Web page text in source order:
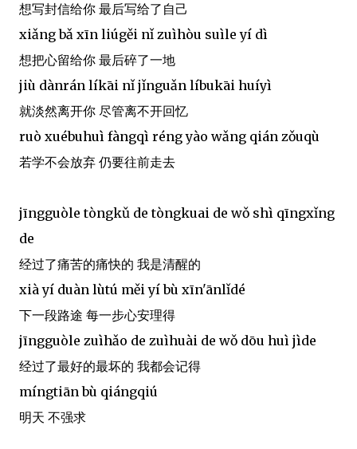
想写封信给你 最后写给了自己
xiǎng bǎ xīn liúgěi nǐ zuìhòu suìle yí dì
想把心留给你 最后碎了一地
jiù dànrán líkāi nǐ jǐnguǎn líbukāi huíyì
就淡然离开你 尽管离不开回忆
ruò xuébuhuì fàngqì réng yào wǎng qián zǒuqù
若学不会放弃 仍要往前走去
jīngguòle tòngkǔ de tòngkuai de wǒ shì qīngxǐng
de
经过了痛苦的痛快的 我是清醒的
xià yí duàn lùtú měi yí bù xīn'ānlǐdé
下一段路途 每一步心安理得
jīngguòle zuìhǎo de zuìhuài de wǒ dōu huì jìde
经过了最好的最坏的 我都会记得
míngtiān bù qiángqiú
明天 不强求